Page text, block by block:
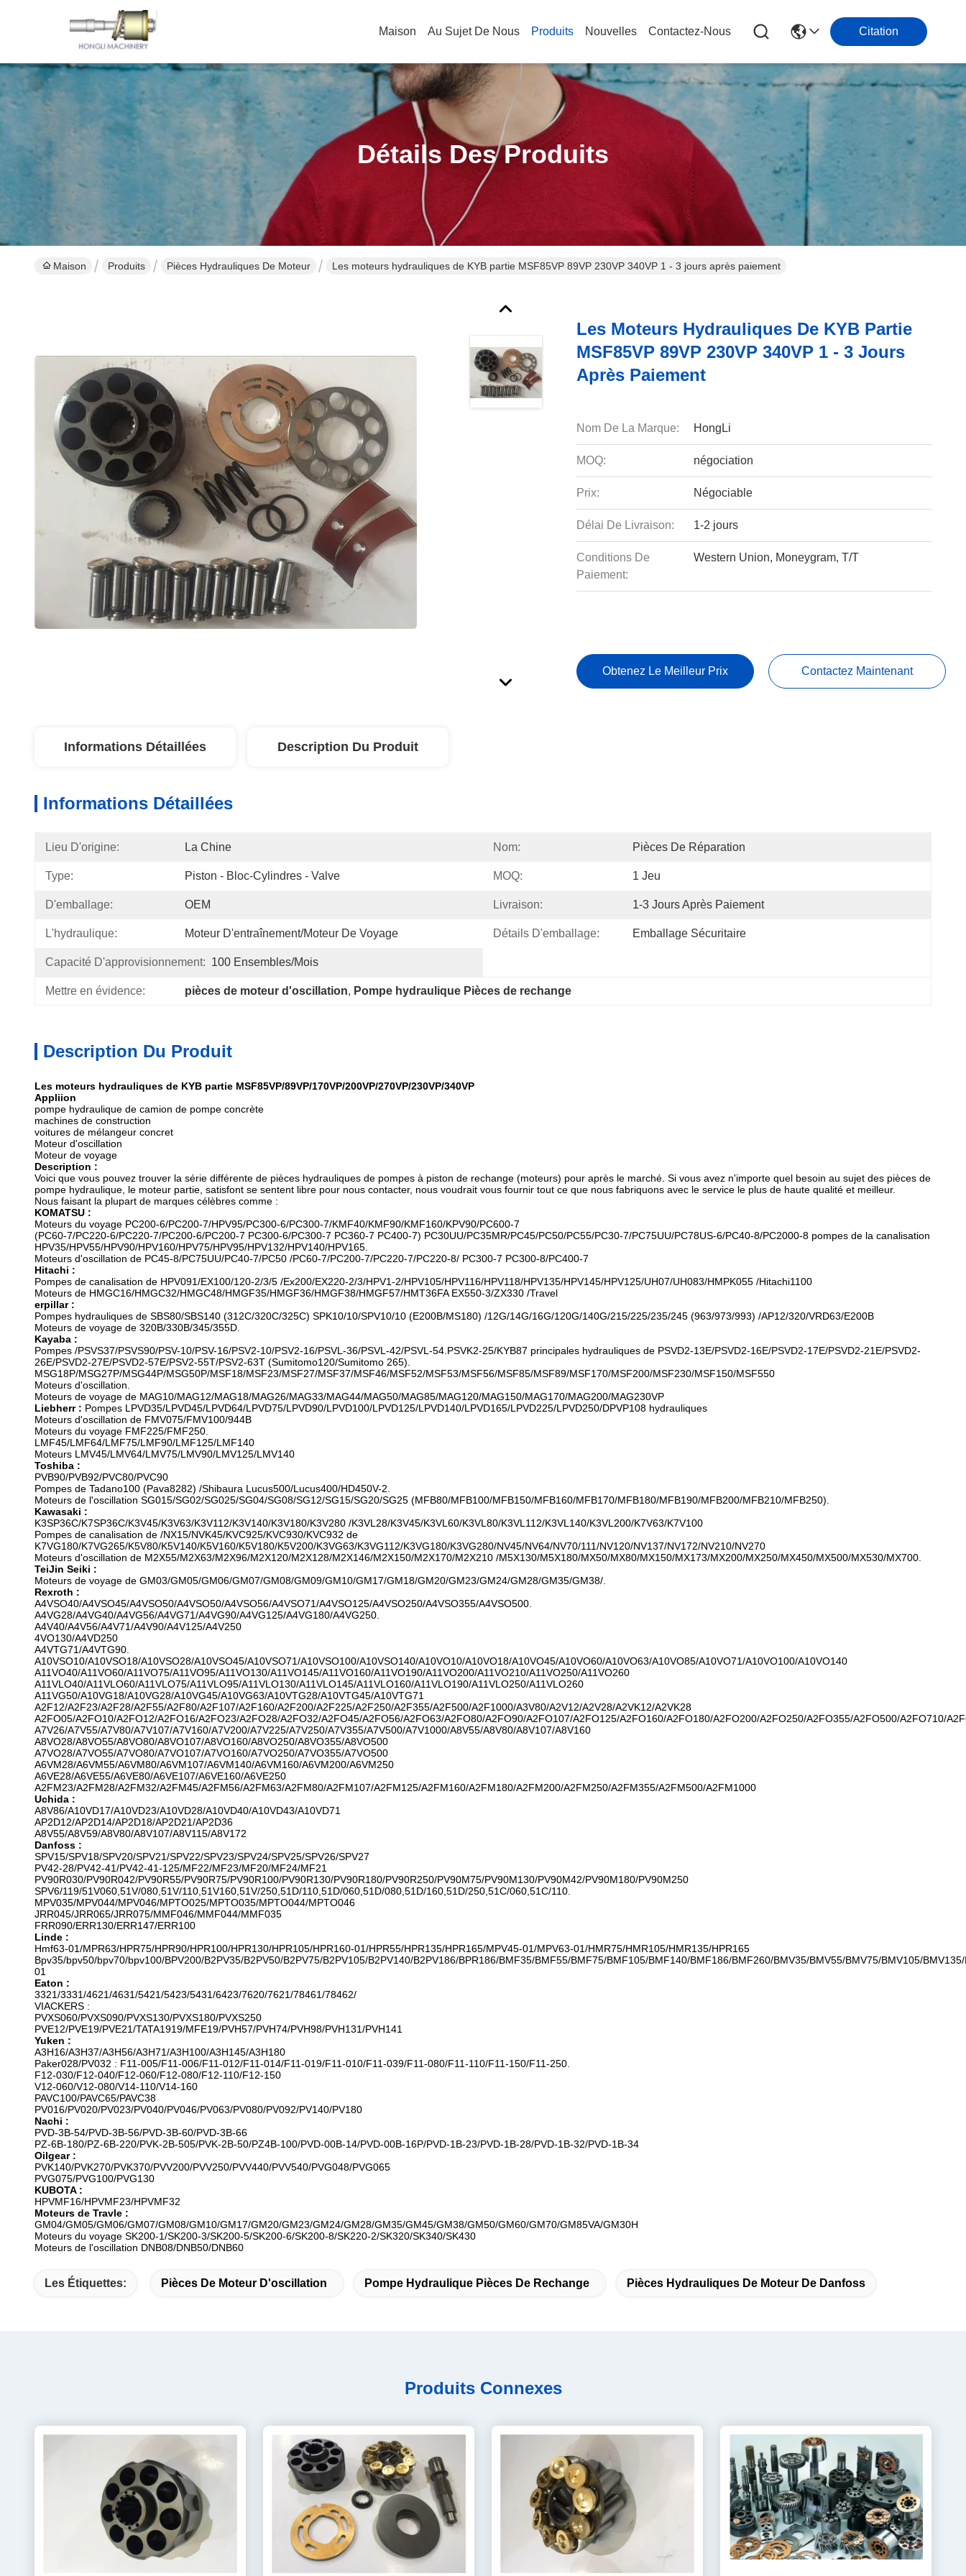
Maison Au Sujet De Nous Produits Nouvelles Contactez-Nous Citation
Détails Des Produits
Maison Produits Pièces Hydrauliques De Moteur Les moteurs hydrauliques de KYB partie MSF85VP 89VP 230VP 340VP 1 - 3 jours après paiement
Les Moteurs Hydrauliques De KYB Partie
MSF85VP 89VP 230VP 340VP 1 - 3 Jours
Après Paiement
Nom De La Marque: HongLi
MOQ: négociation
Prix: Négociable
Délai De Livraison: 1-2 jours
Conditions De
Paiement:
Western Union, Moneygram, T/T
Obtenez Le Meilleur Prix Contactez Maintenant
Informations Détaillées Description Du Produit
Informations Détaillées
Lieu D'origine: La Chine Nom: Pièces De Réparation
Type: Piston - Bloc-Cylindres - Valve MOQ: 1 Jeu
D'emballage: OEM Livraison: 1-3 Jours Après Paiement
L'hydraulique: Moteur D'entraînement/moteur De Voyage Détails D'emballage: Emballage Sécuritaire
Capacité D'approvisionnement: 100 Ensembles/mois
Mettre en évidence: pièces de moteur d'oscillation, Pompe hydraulique Pièces de rechange
Description Du Produit
Les moteurs hydrauliques de KYB partie MSF85VP/89VP/170VP/200VP/270VP/230VP/340VP
Appliion
pompe hydraulique de camion de pompe concrète
machines de construction
voitures de mélangeur concret
Moteur d'oscillation
Moteur de voyage
Description :
Voici que vous pouvez trouver la série différente de pièces hydrauliques de pompes à piston de rechange (moteurs) pour après le marché. Si vous avez n'importe quel besoin au sujet des pièces de
pompe hydraulique, le moteur partie, satisfont se sentent libre pour nous contacter, nous voudrait vous fournir tout ce que nous fabriquons avec le service le plus de haute qualité et meilleur.
Nous faisant la plupart de marques célèbres comme :
KOMATSU :
Moteurs du voyage PC200-6/PC200-7/HPV95/PC300-6/PC300-7/KMF40/KMF90/KMF160/KPV90/PC600-7
(PC60-7/PC220-6/PC220-7/PC200-6/PC200-7 PC300-6/PC300-7 PC360-7 PC400-7) PC30UU/PC35MR/PC45/PC50/PC55/PC30-7/PC75UU/PC78US-6/PC40-8/PC2000-8 pompes de la canalisation
HPV35/HPV55/HPV90/HPV160/HPV75/HPV95/HPV132/HPV140/HPV165.
Moteurs d'oscillation de PC45-8/PC75UU/PC40-7/PC50 /PC60-7/PC200-7/PC220-7/PC220-8/ PC300-7 PC300-8/PC400-7
Hitachi :
Pompes de canalisation de HPV091/EX100/120-2/3/5 /Ex200/EX220-2/3/HPV1-2/HPV105/HPV116/HPV118/HPV135/HPV145/HPV125/UH07/UH083/HMPK055 /Hitachi1100
Moteurs de HMGC16/HMGC32/HMGC48/HMGF35/HMGF36/HMGF38/HMGF57/HMT36FA EX550-3/ZX330 /Travel
erpillar :
Pompes hydrauliques de SBS80/SBS140 (312C/320C/325C) SPK10/10/SPV10/10 (E200B/MS180) /12G/14G/16G/120G/140G/215/225/235/245 (963/973/993) /AP12/320/VRD63/E200B
Moteurs de voyage de 320B/330B/345/355D.
Kayaba :
Pompes /PSVS37/PSVS90/PSV-10/PSV-16/PSV2-10/PSV2-16/PSVL-36/PSVL-42/PSVL-54.PSVK2-25/KYB87 principales hydrauliques de PSVD2-13E/PSVD2-16E/PSVD2-17E/PSVD2-21E/PSVD2-
26E/PSVD2-27E/PSVD2-57E/PSV2-55T/PSV2-63T (Sumitomo120/Sumitomo 265).
MSG18P/MSG27P/MSG44P/MSG50P/MSF18/MSF23/MSF27/MSF37/MSF46/MSF52/MSF53/MSF56/MSF85/MSF89/MSF170/MSF200/MSF230/MSF150/MSF550
Moteurs d'oscillation.
Moteurs de voyage de MAG10/MAG12/MAG18/MAG26/MAG33/MAG44/MAG50/MAG85/MAG120/MAG150/MAG170/MAG200/MAG230VP
Liebherr : Pompes LPVD35/LPVD45/LPVD64/LPVD75/LPVD90/LPVD100/LPVD125/LPVD140/LPVD165/LPVD225/LPVD250/DPVP108 hydrauliques
Moteurs d'oscillation de FMV075/FMV100/944B
Moteurs du voyage FMF225/FMF250.
LMF45/LMF64/LMF75/LMF90/LMF125/LMF140
Moteurs LMV45/LMV64/LMV75/LMV90/LMV125/LMV140
Toshiba :
PVB90/PVB92/PVC80/PVC90
Pompes de Tadano100 (Pava8282) /Shibaura Lucus500/Lucus400/HD450V-2.
Moteurs de l'oscillation SG015/SG02/SG025/SG04/SG08/SG12/SG15/SG20/SG25 (MFB80/MFB100/MFB150/MFB160/MFB170/MFB180/MFB190/MFB200/MFB210/MFB250).
Kawasaki :
K3SP36C/K7SP36C/K3V45/K3V63/K3V112/K3V140/K3V180/K3V280 /K3VL28/K3V45/K3VL60/K3VL80/K3VL112/K3VL140/K3VL200/K7V63/K7V100
Pompes de canalisation de /NX15/NVK45/KVC925/KVC930/KVC932 de
K7VG180/K7VG265/K5V80/K5V140/K5V160/K5V180/K5V200/K3VG63/K3VG112/K3VG180/K3VG280/NV45/NV64/NV70/111/NV120/NV137/NV172/NV210/NV270
Moteurs d'oscillation de M2X55/M2X63/M2X96/M2X120/M2X128/M2X146/M2X150/M2X170/M2X210 /M5X130/M5X180/MX50/MX80/MX150/MX173/MX200/MX250/MX450/MX500/MX530/MX700.
TeiJin Seiki :
Moteurs de voyage de GM03/GM05/GM06/GM07/GM08/GM09/GM10/GM17/GM18/GM20/GM23/GM24/GM28/GM35/GM38/.
Rexroth :
A4VSO40/A4VSO45/A4VSO50/A4VSO50/A4VSO56/A4VSO71/A4VSO125/A4VSO250/A4VSO355/A4VSO500.
A4VG28/A4VG40/A4VG56/A4VG71/A4VG90/A4VG125/A4VG180/A4VG250.
A4V40/A4V56/A4V71/A4V90/A4V125/A4V250
4VO130/A4VD250
A4VTG71/A4VTG90.
A10VSO10/A10VSO18/A10VSO28/A10VSO45/A10VSO71/A10VSO100/A10VSO140/A10VO10/A10VO18/A10VO45/A10VO60/A10VO63/A10VO85/A10VO71/A10VO100/A10VO140
A11VO40/A11VO60/A11VO75/A11VO95/A11VO130/A11VO145/A11VO160/A11VO190/A11VO200/A11VO210/A11VO250/A11VO260
A11VLO40/A11VLO60/A11VLO75/A11VLO95/A11VLO130/A11VLO145/A11VLO160/A11VLO190/A11VLO250/A11VLO260
A11VG50/A10VG18/A10VG28/A10VG45/A10VG63/A10VTG28/A10VTG45/A10VTG71
A2F12/A2F23/A2F28/A2F55/A2F80/A2F107/A2F160/A2F200/A2F225/A2F250/A2F355/A2F500/A2F1000/A3V80/A2V12/A2V28/A2VK12/A2VK28
A2FO05/A2FO10/A2FO12/A2FO16/A2FO23/A2FO28/A2FO32/A2FO45/A2FO56/A2FO63/A2FO80/A2FO90/A2FO107/A2FO125/A2FO160/A2FO180/A2FO200/A2FO250/A2FO355/A2FO500/A2FO710/
A7V26/A7V55/A7V80/A7V107/A7V160/A7V200/A7V225/A7V250/A7V355/A7V500/A7V1000/A8V55/A8V80/A8V107/A8V160
A8VO28/A8VO55/A8VO80/A8VO107/A8VO160/A8VO250/A8VO355/A8VO500
A7VO28/A7VO55/A7VO80/A7VO107/A7VO160/A7VO250/A7VO355/A7VO500
A6VM28/A6VM55/A6VM80/A6VM107/A6VM140/A6VM160/A6VM200/A6VM250
A6VE28/A6VE55/A6VE80/A6VE107/A6VE160/A6VE250
A2FM23/A2FM28/A2FM32/A2FM45/A2FM56/A2FM63/A2FM80/A2FM107/A2FM125/A2FM160/A2FM180/A2FM200/A2FM250/A2FM355/A2FM500/A2FM1000
Uchida :
A8V86/A10VD17/A10VD23/A10VD28/A10VD40/A10VD43/A10VD71
AP2D12/AP2D14/AP2D18/AP2D21/AP2D36
A8V55/A8V59/A8V80/A8V107/A8V115/A8V172
Danfoss :
SPV15/SPV18/SPV20/SPV21/SPV22/SPV23/SPV24/SPV25/SPV26/SPV27
PV42-28/PV42-41/PV42-41-125/MF22/MF23/MF20/MF24/MF21
PV90R030/PV90R042/PV90R55/PV90R75/PV90R100/PV90R130/PV90R180/PV90R250/PV90M75/PV90M130/PV90M42/PV90M180/PV90M250
SPV6/119/51V060,51V/080,51V/110,51V160,51V/250,51D/110,51D/060,51D/080,51D/160,51D/250,51C/060,51C/110.
MPV035/MPV044/MPV046/MPTO025/MPTO035/MPTO044/MPTO046
JRR045/JRR065/JRR075/MMF046/MMF044/MMF035
FRR090/ERR130/ERR147/ERR100
Linde :
Hmf63-01/MPR63/HPR75/HPR90/HPR100/HPR130/HPR105/HPR160-01/HPR55/HPR135/HPR165/MPV45-01/MPV63-01/HMR75/HMR105/HMR135/HPR165
Bpv35/bpv50/bpv70/bpv100/BPV200/B2PV35/B2PV50/B2PV75/B2PV105/B2PV140/B2PV186/BPR186/BMF35/BMF55/BMF75/BMF105/BMF140/BMF186/BMF260/BMV35/BMV55/BMV75/BMV105/
01
Eaton :
3321/3331/4621/4631/5421/5423/5431/6423/7620/7621/78461/78462/
VIACKERS :
PVXS060/PVXS090/PVXS130/PVXS180/PVXS250
PVE12/PVE19/PVE21/TATA1919/MFE19/PVH57/PVH74/PVH98/PVH131/PVH141
Yuken :
A3H16/A3H37/A3H56/A3H71/A3H100/A3H145/A3H180
Paker028/PV032 : F11-005/F11-006/F11-012/F11-014/F11-019/F11-010/F11-039/F11-080/F11-110/F11-150/F11-250.
F12-030/F12-040/F12-060/F12-080/F12-110/F12-150
V12-060/V12-080/V14-110/V14-160
PAVC100/PAVC65/PAVC38
PV016/PV020/PV023/PV040/PV046/PV063/PV080/PV092/PV140/PV180
Nachi :
PVD-3B-54/PVD-3B-56/PVD-3B-60/PVD-3B-66
PZ-6B-180/PZ-6B-220/PVK-2B-505/PVK-2B-50/PZ4B-100/PVD-00B-14/PVD-00B-16P/PVD-1B-23/PVD-1B-28/PVD-1B-32/PVD-1B-34
Oilgear :
PVK140/PVK270/PVK370/PVV200/PVV250/PVV440/PVV540/PVG048/PVG065
PVG075/PVG100/PVG130
KUBOTA :
HPVMF16/HPVMF23/HPVMF32
Moteurs de Travle :
GM04/GM05/GM06/GM07/GM08/GM10/GM17/GM20/GM23/GM24/GM28/GM35/GM45/GM38/GM50/GM60/GM70/GM85VA/GM30H
Moteurs du voyage SK200-1/SK200-3/SK200-5/SK200-6/SK200-8/SK220-2/SK320/SK340/SK430
Moteurs de l'oscillation DNB08/DNB50/DNB60
Les Étiquettes: Pièces De Moteur D'oscillation Pompe Hydraulique Pièces De Rechange Pièces Hydrauliques De Moteur De Danfoss
Produits Connexes